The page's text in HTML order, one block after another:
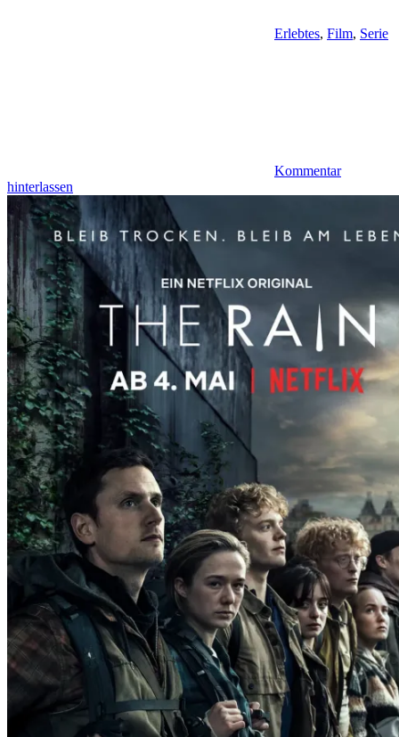
Erlebtes, Film, Serie
Kommentar
hinterlassen